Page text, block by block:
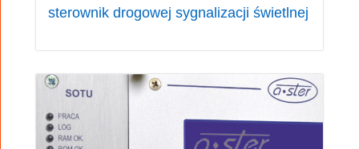
Zrealizowana jest za pomocą wyświetlacza
dotykowego. Konsola umożliwia pełną
diagnostykę zarówno urządzenia jak i
skrzyżowania.
Operowanie konsolą uzależnione jest od poziomu
dostępu użytkownika. System praw dostępu
sterownik drogowej sygnalizacji świetlnej